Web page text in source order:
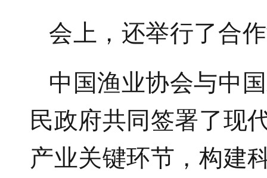
会上，还举行了合
中国渔业协会与中
民政府共同签署了现
产业关键环节，构建